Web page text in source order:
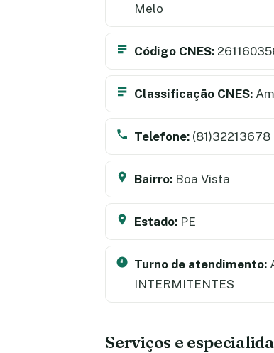
Melo
Código CNES:
Classificação CNES:
Telefone: (81)32213678
Bairro: Boa Vista
Estado: PE
Turno de atendimento:
INTERMITENTES
Serviços e